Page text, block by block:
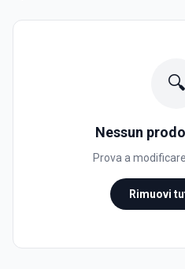
🔍
Nessun
Prova a
Rimuovi